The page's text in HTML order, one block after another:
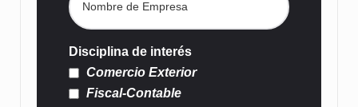
Disciplina de interés
Comercio Exterior
Fiscal-Contable